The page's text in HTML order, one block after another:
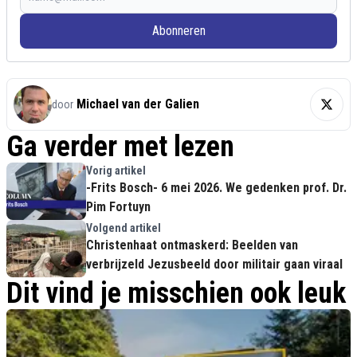
Abonneren
door Michael van der Galien
Ga verder met lezen
Vorig artikel
-Frits Bosch- 6 mei 2026. We gedenken prof. Dr.
Pim Fortuyn
Volgend artikel
Christenhaat ontmaskerd: Beelden van
verbrijzeld Jezusbeeld door militair gaan viraal
Dit vind je misschien ook leuk